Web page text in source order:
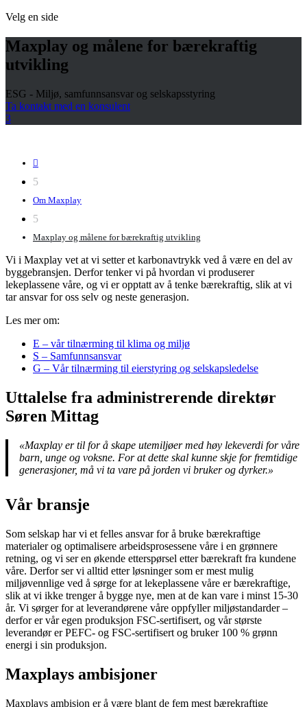
Velg en side
Maxplay og målene for bærekraftig
utvikling
ESG - Miljø, samfunnsansvar og selskapsstyring
Ta kontakt med en konsulent
3

5
Om Maxplay
5
Maxplay og målene for bærekraftig utvikling
Vi i Maxplay vet at vi setter et karbonavtrykk ved å være en del av
byggebransjen. Derfor tenker vi på hvordan vi produserer
lekeplassene våre, og vi er opptatt av å tenke bærekraftig, slik at vi
tar ansvar for oss selv og neste generasjon.
Les mer om:
E – vår tilnærming til klima og miljø
S – Samfunnsansvar
G – Vår tilnærming til eierstyring og selskapsledelse
Uttalelse fra administrerende direktør
Søren Mittag
«Maxplay er til for å skape utemiljøer med høy lekeverdi for våre
barn, unge og voksne. For at dette skal kunne skje for fremtidige
generasjoner, må vi ta vare på jorden vi bruker og dyrker.»
Vår bransje
Som selskap har vi et felles ansvar for å bruke bærekraftige
materialer og optimalisere arbeidsprosessene våre i en grønnere
retning, og vi ser en økende etterspørsel etter bærekraft fra kundene
våre. Derfor ser vi alltid etter løsninger som er mest mulig
miljøvennlige ved å sørge for at lekeplassene våre er bærekraftige,
slik at vi ikke trenger å bygge nye, men at de kan vare i minst 15-30
år. Vi sørger for at leverandørene våre oppfyller miljøstandarder –
derfor er vår egen produksjon FSC-sertifisert, og vår største
leverandør er PEFC- og FSC-sertifisert og bruker 100 % grønn
energi i sin produksjon.
Maxplays ambisjoner
Maxplays ambisjon er å være blant de fem mest bærekraftige